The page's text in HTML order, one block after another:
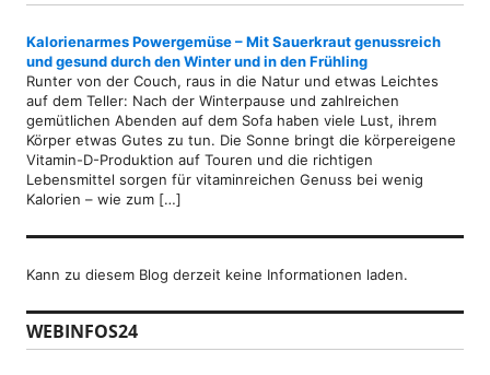
Kalorienarmes Powergemüse – Mit Sauerkraut genussreich
und gesund durch den Winter und in den Frühling
Runter von der Couch, raus in die Natur und etwas Leichtes
auf dem Teller: Nach der Winterpause und zahlreichen
gemütlichen Abenden auf dem Sofa haben viele Lust, ihrem
Körper etwas Gutes zu tun. Die Sonne bringt die körpereigene
Vitamin-D-Produktion auf Touren und die richtigen
Lebensmittel sorgen für vitaminreichen Genuss bei wenig
Kalorien – wie zum […]
Kann zu diesem Blog derzeit keine Informationen laden.
WEBINFOS24